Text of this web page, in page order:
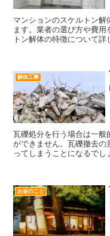
マンションのスケルトン解
ます。業者の選び方や費
トン解体の特徴について
解体工事
瓦礫処分を行う場合は一般
ができません。瓦礫撤去
ってしまうことになるでし
お金のこと